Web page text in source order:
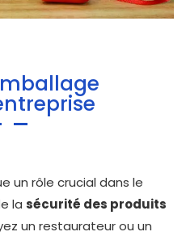
un rôle crucial dans le
la sécurité des produits
un restaurateur ou un